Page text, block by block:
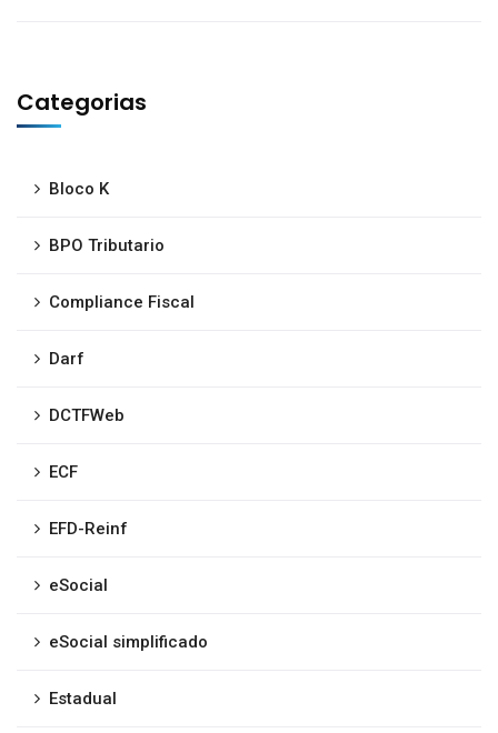
Categorias
Bloco K
BPO Tributario
Compliance Fiscal
Darf
DCTFWeb
ECF
EFD-Reinf
eSocial
eSocial simplificado
Estadual